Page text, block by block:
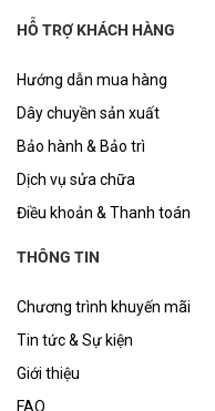
HỖ TRỢ KHÁCH HÀNG
Hướng dẫn mua hàng
Dây chuyền sản xuất
Bảo hành & Bảo trì
Dịch vụ sửa chữa
Điều khoản & Thanh toán
THÔNG TIN
Chương trình khuyến mãi
Tin tức & Sự kiện
Giới thiệu
FAQ